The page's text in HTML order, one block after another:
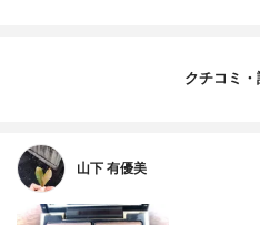
クチコミ
山下 有優美